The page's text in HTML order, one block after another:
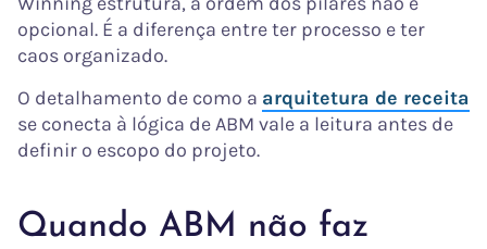
opcional. É a diferença entre ter processo e ter
caos organizado.
O detalhamento de como a arquitetura de receita
se conecta à lógica de ABM vale a leitura antes de
definir o escopo do projeto.
Quando ABM não faz